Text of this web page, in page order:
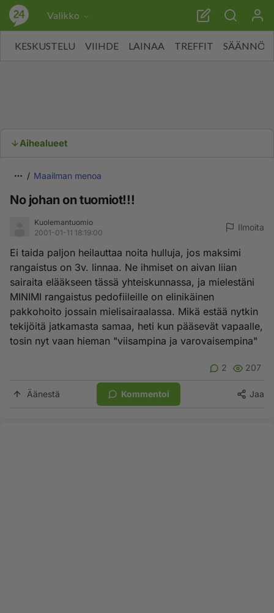
Valikko
KESKUSTELU VIIHDE LAINAA TREFFIT SÄÄNNÖT
Aihealueet
Maailman menoa
No johan on tuomiot!!!
Kuolemantuomio
2001-01-11 18:19:00
Ilmoita
Ei taida paljon heilauttaa noita hulluja, jos maksimi
rangaistus on 3v. linnaa. Ne ihmiset on aivan liian
sairaita elääkseen tässä yhteiskunnassa, ja mielestäni
MINIMI rangaistus pedofiileille on elinikäinen
pakkohoito jossain mielisairaalassa. Mikä estää nytkin
tekijöitä jatkamasta samaa, heti kun pääsevät vapaalle,
tosin nyt vaan hieman "viisampina ja varovaisempina"
2 207
Äänestä Kommentoi Jaa